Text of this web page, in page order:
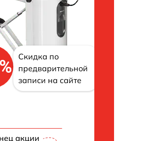
Скидка по
предварительной
записи на сайте
акции